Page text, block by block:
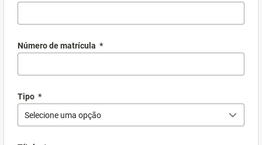
Número de matrícula *
Tipo *
Selecione uma opção